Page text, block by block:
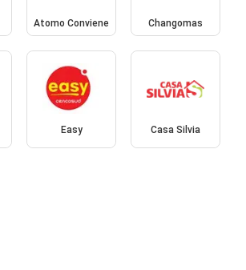
Atomo Conviene Changomas
Easy Casa Silvia